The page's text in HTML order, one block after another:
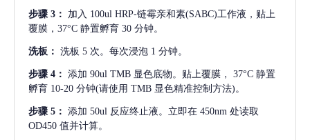
步骤 3： 加入 100ul HRP-链霉亲和素(SABC)工作液，贴上
覆膜，37°C 静置孵育 30 分钟。
洗板： 洗板 5 次。每次浸泡 1 分钟。
步骤 4： 添加 90ul TMB 显色底物。贴上覆膜， 37°C 静置
孵育 10-20 分钟(请使用 TMB 显色精准控制方法)。
步骤 5： 添加 50ul 反应终止液。立即在 450nm 处读取
OD450 值并计算。